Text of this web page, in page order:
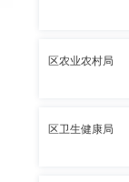
区农业农村局
区卫生健康局